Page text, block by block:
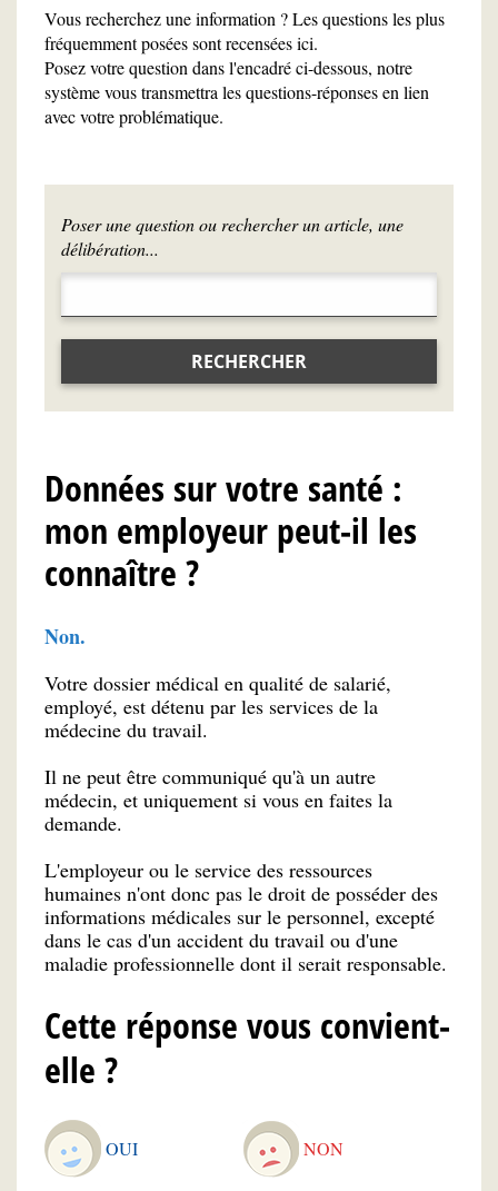
Vous recherchez une information ? Les questions les plus
fréquemment posées sont recensées ici.
Posez votre question dans l'encadré ci-dessous, notre
système vous transmettra les questions-réponses en lien
avec votre problématique.
Poser une question ou rechercher un article, une
délibération...
RECHERCHER
Données sur votre santé :
mon employeur peut-il les
connaître ?
Non.
Votre dossier médical en qualité de salarié,
employé, est détenu par les services de la
médecine du travail.
Il ne peut être communiqué qu'à un autre
médecin, et uniquement si vous en faites la
demande.
L'employeur ou le service des ressources
humaines n'ont donc pas le droit de posséder des
informations médicales sur le personnel, excepté
dans le cas d'un accident du travail ou d'une
maladie professionnelle dont il serait responsable.
Cette réponse vous convient-
elle ?
OUI NON